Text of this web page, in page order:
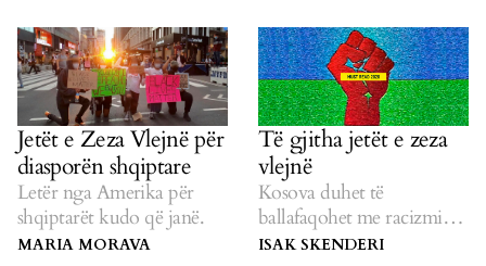
Jetët e Zeza Vlejnë për
diasporën shqiptare
Letër nga Amerika për
shqiptarët kudo që janë.
MARIA MORAVA
Të gjitha jetët e zeza
vlejnë
Kosova duhet të
ballafaqohet me racizmin e
vet.
ISAK SKENDERI